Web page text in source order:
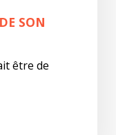
SON
être de